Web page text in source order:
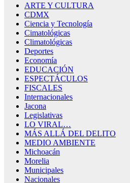
ARTE Y CULTURA
CDMX
Ciencia y Tecnología
Cimatológicas
Climatológicas
Deportes
Economía
EDUCACIÓN
ESPECTÁCULOS
FISCALES
Internacionales
Jacona
Legislativas
LO VIRAL…
MÁS ALLÁ DEL DELITO
MEDIO AMBIENTE
Michoacán
Morelia
Municipales
Nacionales